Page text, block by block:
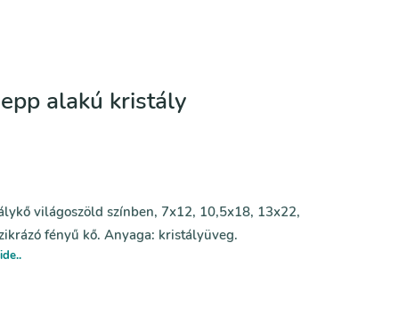
alakú kristály
világoszöld színben, 7x12, 10,5x18, 13x22,
fényű kő. Anyaga: kristályüveg.